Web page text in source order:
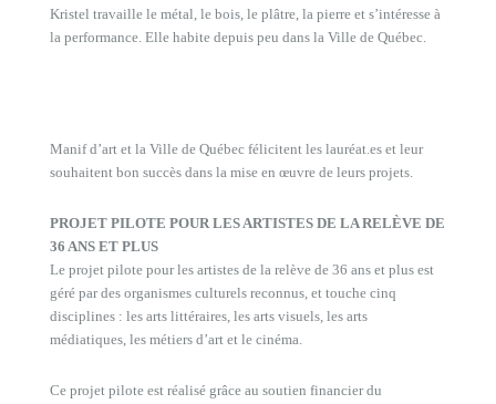
Kristel travaille le métal, le bois, le plâtre, la pierre et s’intéresse à
la performance. Elle habite depuis peu dans la Ville de Québec.
Manif d’art et la Ville de Québec félicitent les lauréat.es et leur
souhaitent bon succès dans la mise en œuvre de leurs projets.
PROJET PILOTE POUR LES ARTISTES DE LA RELÈVE DE
36 ANS ET PLUS
Le projet pilote pour les artistes de la relève de 36 ans et plus est
géré par des organismes culturels reconnus, et touche cinq
disciplines : les arts littéraires, les arts visuels, les arts
médiatiques, les métiers d’art et le cinéma.
Ce projet pilote est réalisé grâce au soutien financier du